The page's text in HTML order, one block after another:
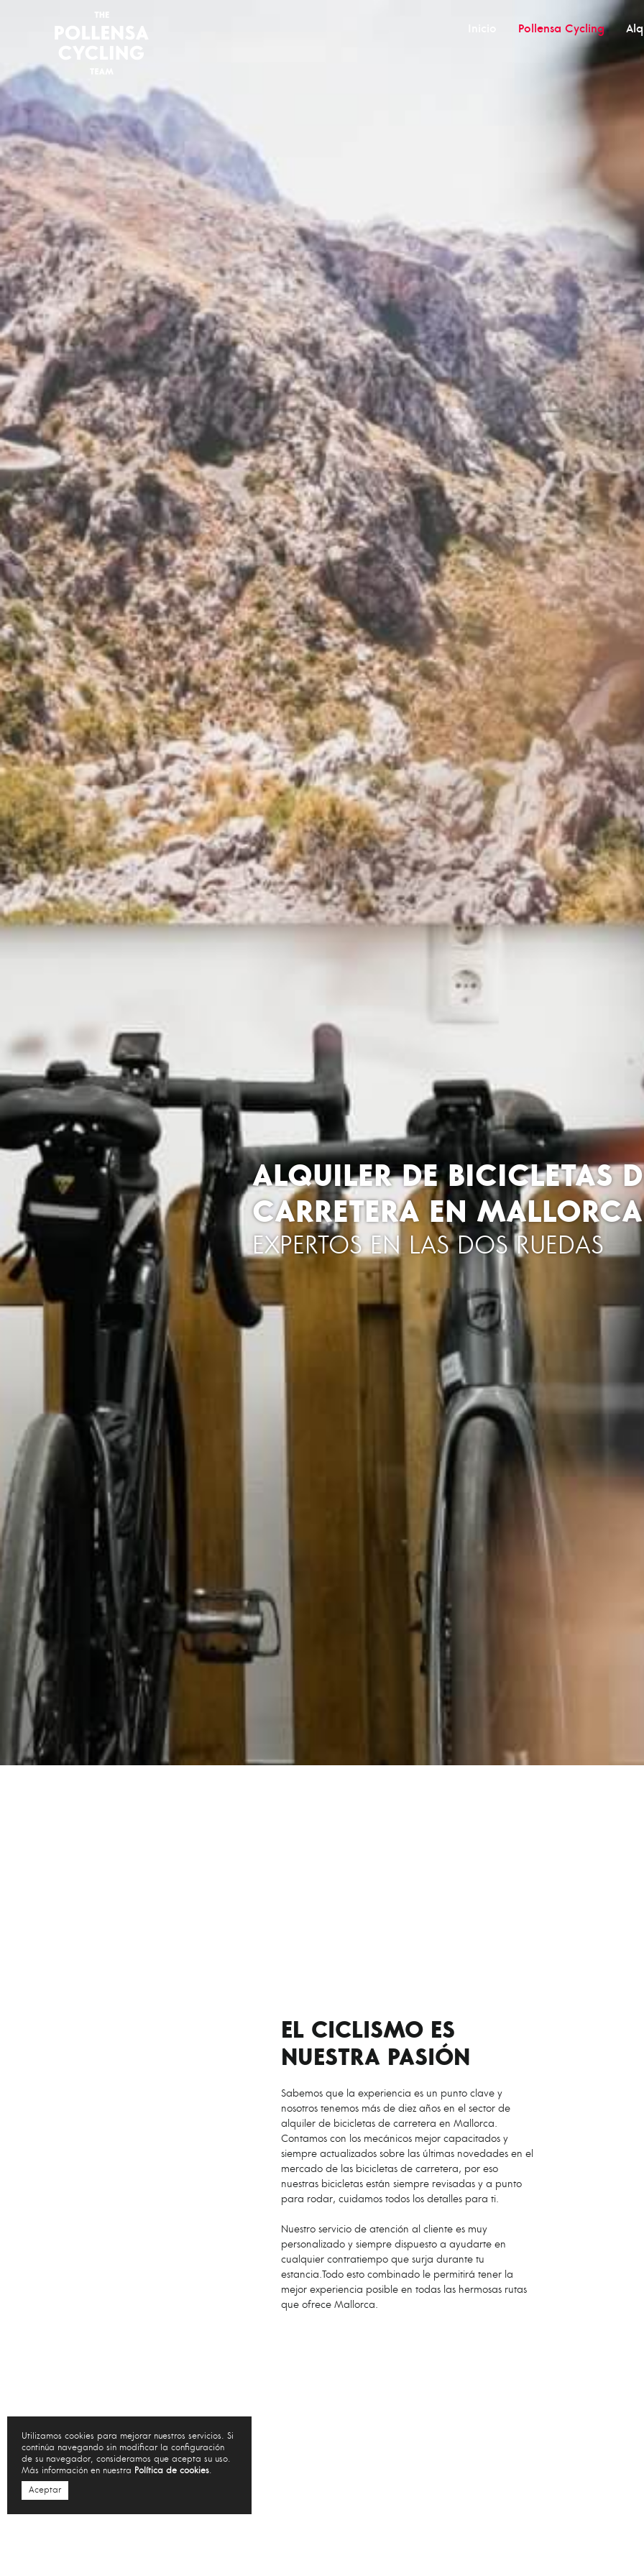
Pollensa Cycling
ALQUILER DE BICICLETAS
CARRETERA EN MALLORCA
EXPERTOS EN LAS DOS RUEDAS
EL CICLISMO ES
NUESTRA PASIÓN
Sabemos que la experiencia es un punto clave y
nosotros tenemos más de diez años en el sector de
alquiler de bicicletas de carretera en Mallorca.
Contamos con los mecánicos mejor capacitados y
siempre actualizados sobre las últimas novedades en el
mercado de las bicicletas de carretera, por eso
nuestras bicicletas están siempre revisadas y a punto
para rodar, cuidamos todos los detalles para ti.
Nuestro servicio de atención al cliente es muy
personalizado y siempre dispuesto a ayudarte en
cualquier contratiempo que surja durante tu
estancia.Todo esto combinado le permitirá tener la
mejor experiencia posible en todas las hermosas rutas
que ofrece Mallorca.
Utilizamos cookies para mejorar nuestros servicios. Si
continúa navegando sin modificar la configuración
de su navegador, consideramos que acepta su uso.
Más información en nuestra Política de cookies.
Aceptar